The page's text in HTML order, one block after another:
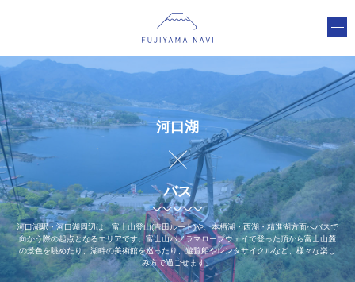
河口湖
バス
河口湖駅・河口湖周辺は、富士山登山(吉田ルート)や、本栖湖・西湖・精進湖方面へバスで
向かう際の起点となるエリアです。富士山パノラマロープウェイで登った頂から富士山麓
の景色を眺めたり、湖畔の美術館を巡ったり、遊覧船やレンタサイクルなど、様々な楽し
み方で過ごせます。